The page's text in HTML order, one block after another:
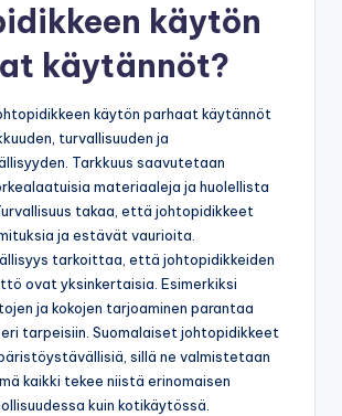
käytön
käytännöt?
käytön parhaat käytännöt
turvallisuuden ja
Tarkkuus saavutetaan
materiaaleja ja huolellista
takaa, että johtopidikkeet
ja estävät vaurioita.
tarkoittaa, että johtopidikkeiden
ovat yksinkertaisia. Esimerkiksi
ja kokojen tarjoaminen parantaa
tarpeisiin. Suomalaiset johtopidikkeet
sillä ne valmistetaan
kaikki tekee niistä erinomaisen
kuin kotikäytössä.